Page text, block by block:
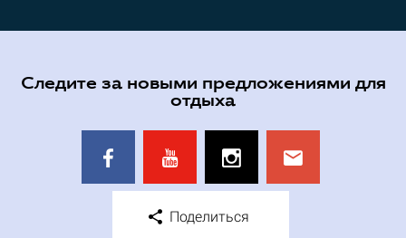
Следите за новыми предложениями для
отдыха
Поделиться